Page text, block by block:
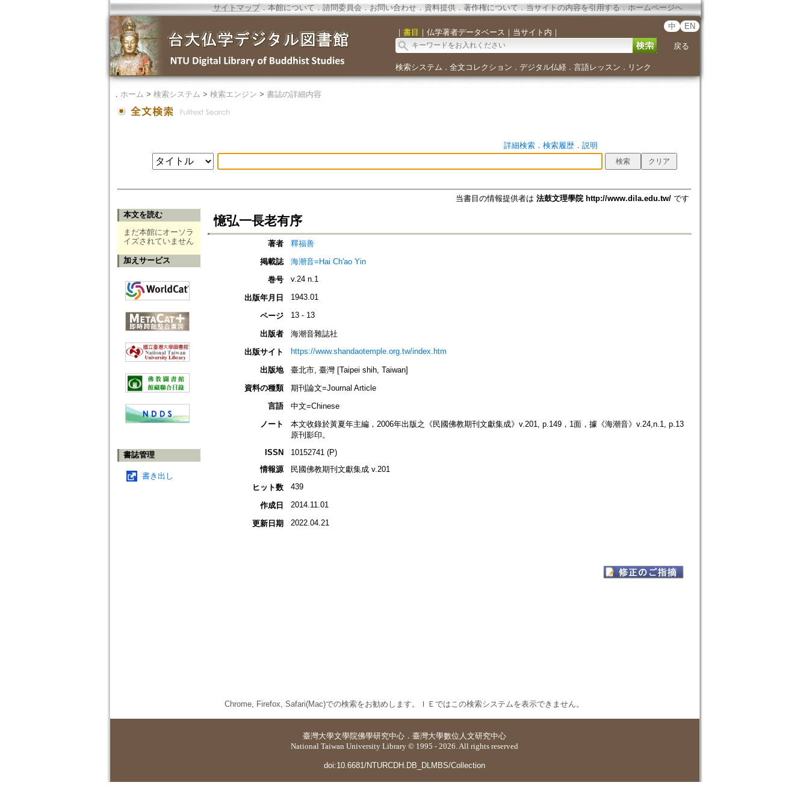
サイトマップ．本館について ． 諮問委員会． お問い合わせ． 資料提供． 著作権について．当サイトの内容を引用する ． ホームページへ
｜ 書目 ｜ 仏学著者データベース ｜ 当サイト内 ｜
中 EN
戻る
検索システム ． 全文コレクション ． デジタル仏経． 言語レッスン ． リンク
． ホーム > 検索システム > 検索エンジン > 書誌の詳細内容
詳細検索． 検索履歴． 説明
当書目の情報提供者は 法鼓文理學院 http://www.dila.edu.tw/です
本文を読む
まだ本館にオーソラ
イズされていません
加えサービス
書誌管理
書き出し
憶弘一長老有序
著者
釋福善
掲載誌
海潮音=Hai Ch'ao Yin
巻号
v.24 n.1
出版年月日 1943.01
ページ 13 - 13
出版者
海潮音雜誌社
出版サイト
https://www.shandaotemple.org.tw/index.htm
出版地
臺北市, 臺灣 [Taipei shih, Taiwan]
資料の種類
期刊論文=Journal Article
言語
中文=Chinese
ノート
本文收錄於黃夏年主編，2006年出版之《民國佛教期刊文獻集成》v.201, p.149，1面，據《海潮音》v.24,n.1, p.13
原刊影印。
ISSN
10152741 (P)
情報源
民國佛教期刊文獻集成 v.201
ヒット数
439
作成日 2014.11.01
更新日期 2022.04.21
Chrome, Firefox, Safari(Mac)での検索をお勧めします。ＩＥではこの検索システムを表示できません。
臺灣大學文學院佛學研究中心 ． 臺灣大學數位人文研究中心
National Taiwan University Library © 1995 - 2026. All rights reserved
doi:10.6681/NTURCDH.DB_DLMBS/Collection